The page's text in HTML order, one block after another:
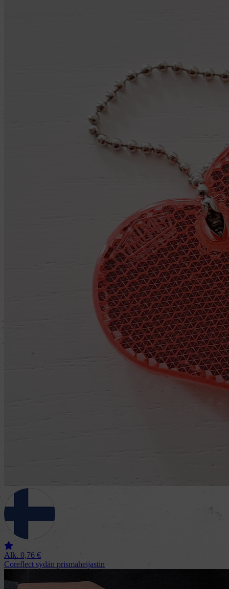
Alk. 0,76 €
Coreflect sydän prismaheijastin